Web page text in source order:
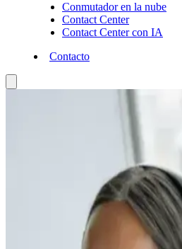
Conmutador en la nube
Contact Center
Contact Center con IA
Contacto